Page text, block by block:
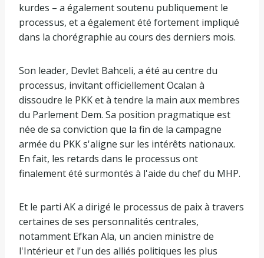
kurdes – a également soutenu publiquement le
processus, et a également été fortement impliqué
dans la chorégraphie au cours des derniers mois.
Son leader, Devlet Bahceli, a été au centre du
processus, invitant officiellement Ocalan à
dissoudre le PKK et à tendre la main aux membres
du Parlement Dem. Sa position pragmatique est
née de sa conviction que la fin de la campagne
armée du PKK s'aligne sur les intérêts nationaux.
En fait, les retards dans le processus ont
finalement été surmontés à l'aide du chef du MHP.
Et le parti AK a dirigé le processus de paix à travers
certaines de ses personnalités centrales,
notamment Efkan Ala, un ancien ministre de
l'Intérieur et l'un des alliés politiques les plus